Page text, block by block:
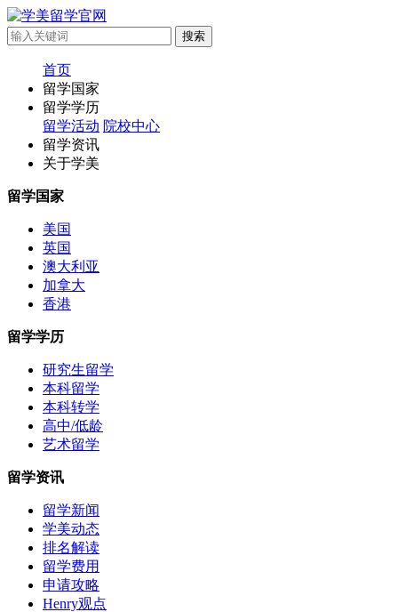
首页
留学国家
留学学历
留学活动 院校中心
留学资讯
关于学美
留学国家
美国
英国
澳大利亚
加拿大
香港
留学学历
研究生留学
本科留学
本科转学
高中/低龄
艺术留学
留学资讯
留学新闻
学美动态
排名解读
留学费用
申请攻略
Henry观点